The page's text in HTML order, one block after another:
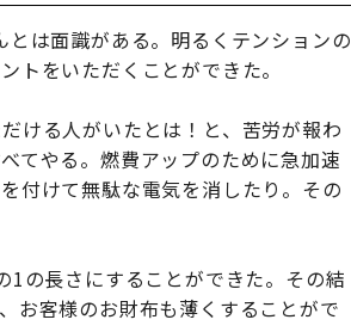
は面識がある。明るくテンションの
トをいただくことができた。
ける人がいたとは！と、苦労が報わ
てやる。燃費アップのために急加速
付けて無駄な電気を消したり。その
1の長さにすることができた。その結
お客様のお財布も薄くすることがで